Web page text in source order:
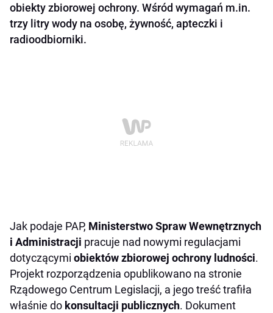
obiekty zbiorowej ochrony. Wśród wymagań m.in.
trzy litry wody na osobę, żywność, apteczki i
radioodbiorniki.
Jak podaje PAP, Ministerstwo Spraw Wewnętrznych
i Administracji pracuje nad nowymi regulacjami
dotyczącymi obiektów zbiorowej ochrony ludności.
Projekt rozporządzenia opublikowano na stronie
Rządowego Centrum Legislacji, a jego treść trafiła
właśnie do konsultacji publicznych. Dokument